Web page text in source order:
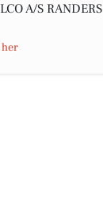
A/S RANDERS